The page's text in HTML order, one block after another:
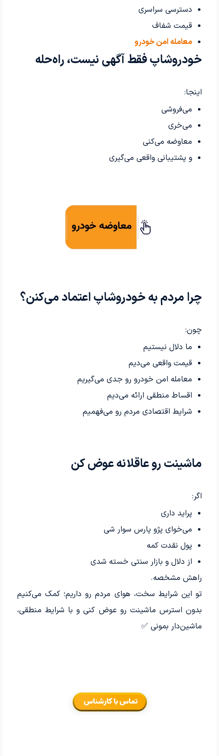
دسترسی سراسری
قیمت شفاف
معامله امن خودرو
خودروشاپ فقط آگهی نیست، راه‌حله
اینجا:
می‌فروشی
می‌خری
معاوضه می‌کنی
و پشتیبانی واقعی می‌گیری
چرا مردم به خودروشاپ اعتماد می‌کنن؟
چون:
ما دلال نیستیم
قیمت واقعی می‌دیم
معامله امن خودرو رو جدی می‌گیریم
اقساط منطقی ارائه می‌دیم
شرایط اقتصادی مردم رو می‌فهمیم
ماشینت رو عاقلانه عوض کن
اگر:
پراید داری
می‌خوای پژو پارس سوار شی
پول نقدت کمه
از دلال و بازار سنتی خسته شدی
راهش مشخصه.
تو این شرایط سخت، هوای مردم رو داریم؛ کمک می‌کنیم
بدون استرس ماشینت رو عوض کنی و با شرایط منطقی،
ماشین‌دار بمونی ✅